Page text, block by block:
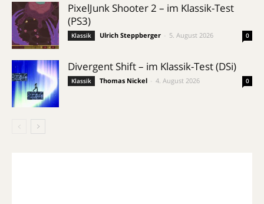
PixelJunk Shooter 2 – im Klassik-Test
(PS3)
Klassik Ulrich Steppberger 5. August 2026 0
Divergent Shift – im Klassik-Test (DSi)
Klassik Thomas Nickel 4. August 2026 0